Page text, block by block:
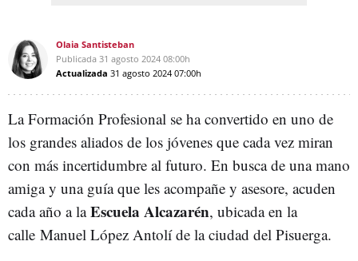
Olaia Santisteban
Publicada 31 agosto 2024 08:00h
Actualizada 31 agosto 2024 07:00h
La Formación Profesional se ha convertido en uno de
los grandes aliados de los jóvenes que cada vez miran
con más incertidumbre al futuro. En busca de una mano
amiga y una guía que les acompañe y asesore, acuden
cada año a laEscuela Alcazarén, ubicada en la
calle Manuel López Antolí de la ciudad del Pisuerga.